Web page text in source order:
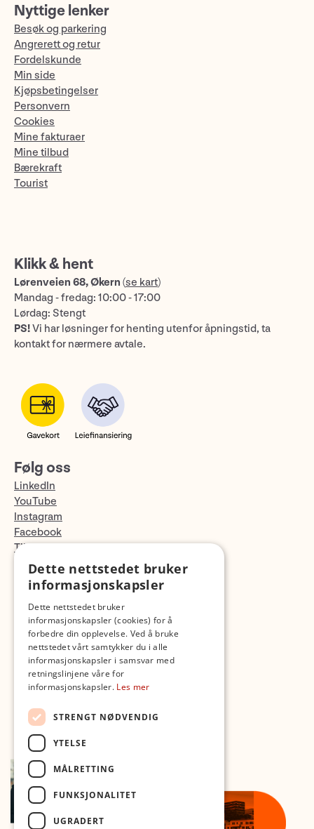
Nyttige lenker
Besøk og parkering
Angrerett og retur
Fordelskunde
Min side
Kjøpsbetingelser
Personvern
Cookies
Mine fakturaer
Mine tilbud
Bærekraft
Tourist
Klikk & hent
Lørenveien 68, Økern (se kart)
Mandag - fredag: 10:00 - 17:00
Lørdag: Stengt
PS!Vi har løsninger for henting utenfor åpningstid, ta
kontakt for nærmere avtale.
Følg oss
LinkedIn
YouTube
Instagram
Facebook
TikTok
Fotopodden
Dette nettstedet bruker
informasjonskapsler
Dette nettstedet bruker
informasjonskapsler (cookies) for å
forbedre din opplevelse. Ved å bruke
nettstedet vårt samtykker du i alle
informasjonskapsler i samsvar med
retningslinjene våre for
informasjonskapsler. Les mer
STRENGT NØDVENDIG
YTELSE
MÅLRETTING
FUNKSJONALITET
UGRADERT